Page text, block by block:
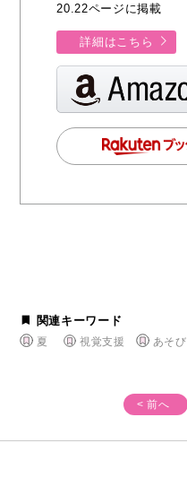
20.22ページに掲載
詳細はこちら
関連キーワード
夏 視覚支援 あそび
< 前へ